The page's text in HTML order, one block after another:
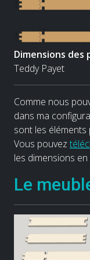
Dimensions des
Teddy Payet
Comme nous
dans ma
sont les
Vous pouvez
les dimensions
Le